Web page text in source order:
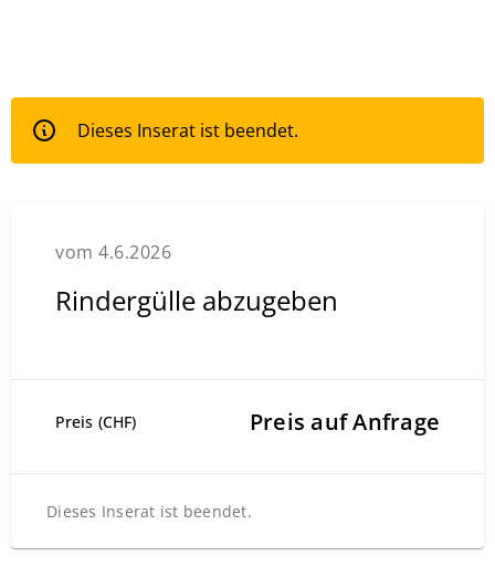
Dieses Inserat ist beendet.
vom 4.6.2026
Rindergülle abzugeben
Preis (CHF) Preis auf Anfrage
Dieses Inserat ist beendet.